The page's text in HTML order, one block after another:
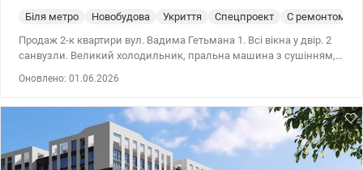
Біля метро Новобудова Укриття Спецпроект
С ремонтом
Продаж 2-к квартири вул. Вадима Гетьмана 1. Всі вікна у двір. 2
санвузли. Великий холодильник, пральна машина з сушінням,
опалення. метро Шулявська - 300 м. 044 200 10 80
valion.ua/1149468
Оновлено: 01.06.2026